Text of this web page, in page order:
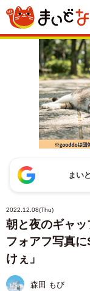
まい
2022.12.08(Thu)
朝と夜のギャ
フォアフ写真
けぇ」
森田 もび